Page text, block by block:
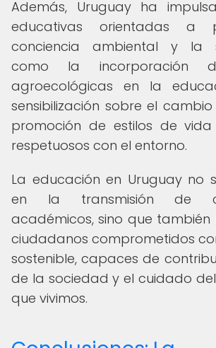
Además, Uruguay ha
educativas orientadas a
conciencia ambiental y la
como la incorporación
agroecológicas en la
sensibilización sobre el
promoción de estilos de
respetuosos con el entorno.
La educación en Uruguay no
en la transmisión de
académicos, sino que
ciudadanos comprometidos
sostenible, capaces de
de la sociedad y el cuidado
que vivimos.